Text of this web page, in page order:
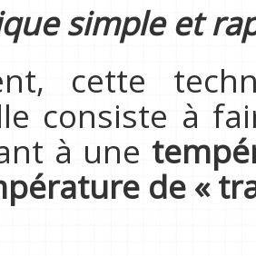
simple et
cette
consiste à
à une
de «